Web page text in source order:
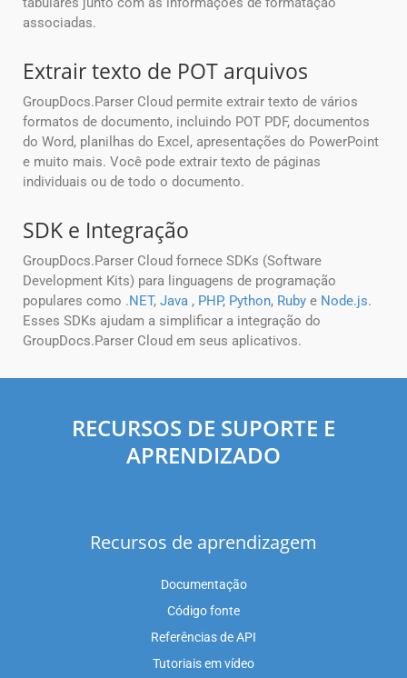
associadas.
Extrair texto de POT arquivos
GroupDocs.Parser Cloud permite extrair texto de vários
formatos de documento, incluindo POT PDF, documentos
do Word, planilhas do Excel, apresentações do PowerPoint
e muito mais. Você pode extrair texto de páginas
individuais ou de todo o documento.
SDK e Integração
GroupDocs.Parser Cloud fornece SDKs (Software
Development Kits) para linguagens de programação
populares como .NET, Java , PHP, Python, Ruby e Node.js.
Esses SDKs ajudam a simplificar a integração do
GroupDocs.Parser Cloud em seus aplicativos.
RECURSOS DE SUPORTE E
APRENDIZADO
Recursos de aprendizagem
Documentação
Código fonte
Referências de API
Tutoriais em vídeo